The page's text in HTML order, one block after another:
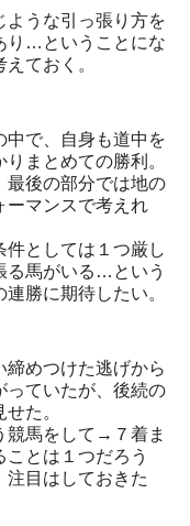
ような引っ張り方を
り…ということにな
ておく。
中で、自身も道中を
まとめての勝利。
最後の部分では地の
ーマンスで考えれ
としては１つ厳し
る馬がいる…という
勝に期待したい。
めつけた逃げから
ていたが、後続の
た。
競馬をして→７着ま
とは１つだろう
注目はしておきた